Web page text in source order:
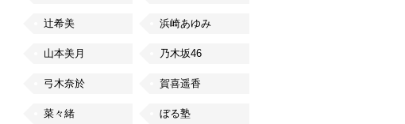
辻希美 浜崎あゆみ
山本美月 乃木坂46
弓木奈於 賀喜遥香
菜々緒 ぼる塾